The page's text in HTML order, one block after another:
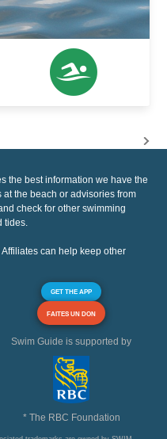
the best information we have the
at the beach or advisories from
check for other swimming
tides.
can help keep other
GET THE APP
FAITES UN DON
Swim Guide is supported by
* The RBC Foundation